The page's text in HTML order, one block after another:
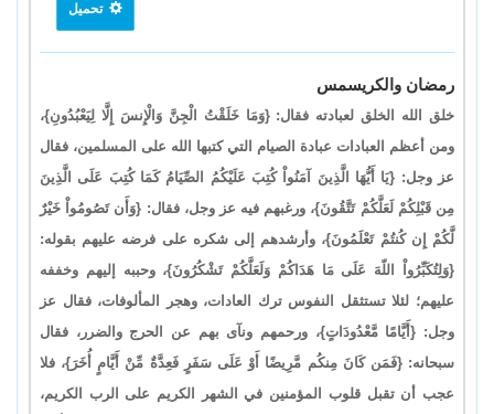
تحميل
رمضان والكريسمس
خلق الله الخلق لعبادته فقال: {وَمَا خَلَقْتُ الْجِنَّ وَالْإِنسَ إِلَّا لِيَعْبُدُونِ}،
ومن أعظم العبادات عبادة الصيام التي كتبها الله على المسلمين، فقال
عز وجل: {يَا أَيُّهَا الَّذِينَ آمَنُواْ كُتِبَ عَلَيْكُمُ الصِّيَامُ كَمَا كُتِبَ عَلَى الَّذِينَ
مِن قَبْلِكُمْ لَعَلَّكُمْ تَتَّقُونَ}، ورغبهم فيه عز وجل، فقال: {وَأَن تَصُومُواْ خَيْرٌ
لَّكُمْ إِن كُنتُمْ تَعْلَمُونَ}، وأرشدهم إلى شكره على فرضه عليهم بقوله:
{وَلِتُكَبِّرُواْ اللّهَ عَلَى مَا هَدَاكُمْ وَلَعَلَّكُمْ تَشْكُرُونَ}، وحببه إليهم وخففه
عليهم؛ لئلا تستثقل النفوس ترك العادات، وهجر المألوفات، فقال عز
وجل: {أَيَّامًا مَّعْدُودَاتٍ}، ورحمهم ونآى بهم عن الحرج والضرر، فقال
سبحانه: {فَمَن كَانَ مِنكُم مَّرِيضًا أَوْ عَلَى سَفَرٍ فَعِدَّةٌ مِّنْ أَيَّامٍ أُخَرَ}، فلا
عجب أن تقبل قلوب المؤمنين في الشهر الكريم على الرب الكريم،